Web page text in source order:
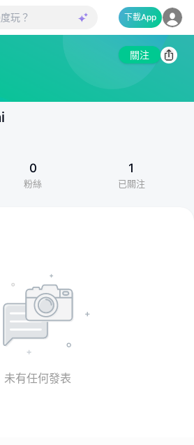
下載App
關注
0
粉絲
1
已關注
未有任何發表